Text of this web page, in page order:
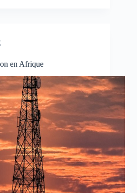
en Afrique